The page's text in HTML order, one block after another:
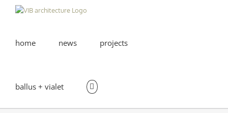
home news projects
ballus + vialet